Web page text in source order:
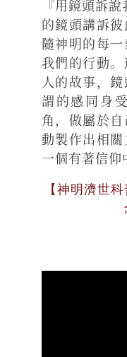
『用鏡頭訴
的鏡頭講訴
隨神明的每
我們的行動
人的故事，
謂的感同身
角，做屬於
動製作出相
一個有著信仰
【神明濟世